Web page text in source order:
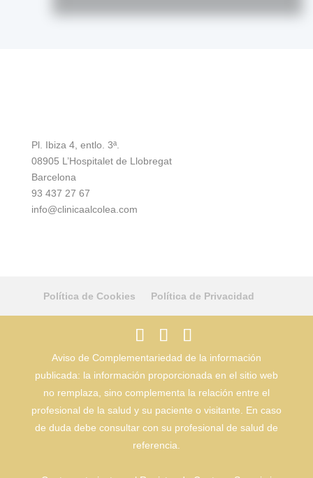
Pl. Ibiza 4, entlo. 3ª.
08905 L’Hospitalet de Llobregat
Barcelona
93 437 27 67
info@clinicaalcolea.com
Política de Cookies Política de Privacidad
Aviso de Complementariedad de la información
publicada: la información proporcionada en el sitio web
no remplaza, sino complementa la relación entre el
profesional de la salud y su paciente o visitante. En caso
de duda debe consultar con su profesional de salud de
referencia.